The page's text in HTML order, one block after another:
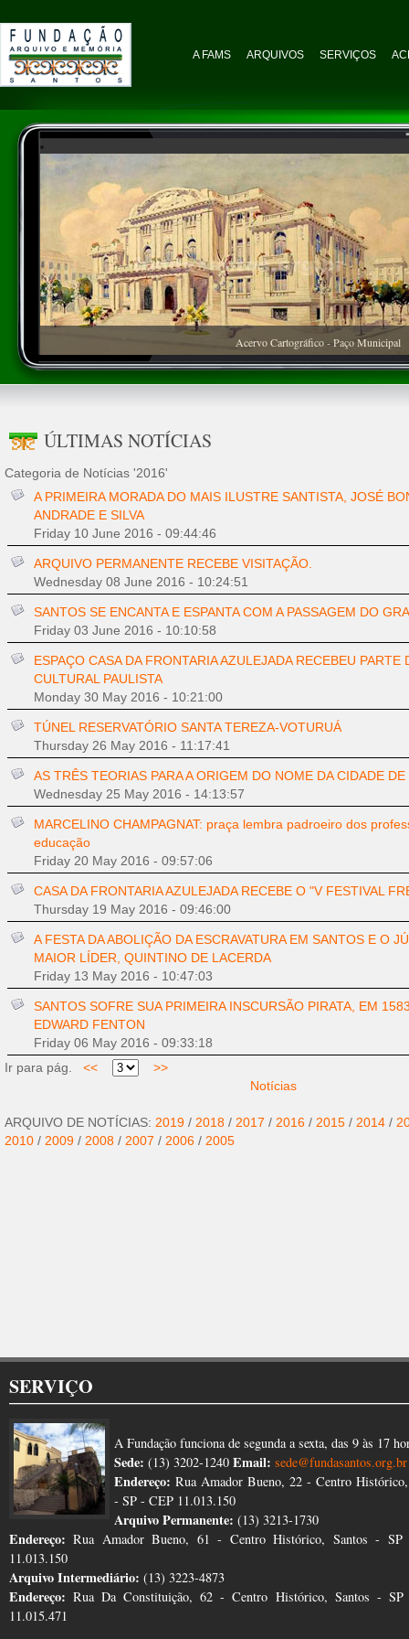
A FAMS ARQUIVOS SERVIÇOS
Acervo Cartográfico - Paço Municipal
ÚLTIMAS NOTÍCIAS
Categoria de Notícias '2016'
A PRIMEIRA MORADA DO MAIS ILUSTRE SANTISTA, JOSÉ
ANDRADE E SILVA
Friday 10 June 2016 - 09:44:46
ARQUIVO PERMANENTE RECEBE VISITAÇÃO.
Wednesday 08 June 2016 - 10:24:51
SANTOS SE ENCANTA E ESPANTA COM A PASSAGEM DO
Friday 03 June 2016 - 10:10:58
ESPAÇO CASA DA FRONTARIA AZULEJADA RECEBEU PARTE
CULTURAL PAULISTA
Monday 30 May 2016 - 10:21:00
TÚNEL RESERVATÓRIO SANTA TEREZA-VOTURUÁ
Thursday 26 May 2016 - 11:17:41
AS TRÊS TEORIAS PARA A ORIGEM DO NOME DA CIDADE
Wednesday 25 May 2016 - 14:13:57
MARCELINO CHAMPAGNAT: praça lembra padroeiro dos
educação
Friday 20 May 2016 - 09:57:06
CASA DA FRONTARIA AZULEJADA RECEBE O "V FESTIVAL
Thursday 19 May 2016 - 09:46:00
A FESTA DA ABOLIÇÃO DA ESCRAVATURA EM SANTOS E O
MAIOR LÍDER, QUINTINO DE LACERDA
Friday 13 May 2016 - 10:47:03
SANTOS SOFRE SUA PRIMEIRA INSCURSÃO PIRATA, EM
EDWARD FENTON
Friday 06 May 2016 - 09:33:18
Ir para pág.
<<
>>
Notícias
ARQUIVO DE NOTÍCIAS: 2019 / 2018 / 2017 / 2016 / 2015 / 2014 /
2010 / 2009 / 2008 / 2007 / 2006 / 2005
SERVIÇO
A Fundação funciona de segunda a sexta, das 9 às 17
Sede: (13) 3202-1240 Email: sede@fundasantos.org.br
Endereço: Rua Amador Bueno, 22 - Centro
- SP - CEP 11.013.150
Arquivo Permanente: (13) 3213-1730
Endereço: Rua Amador Bueno, 61 - Centro Histórico, Santos -
11.013.150
Arquivo Intermediário: (13) 3223-4873
Endereço: Rua Da Constituição, 62 - Centro Histórico, Santos -
11.015.471